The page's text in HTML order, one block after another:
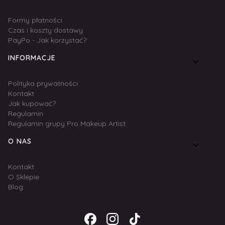
Formy płatności
Czas i koszty dostawy
PayPo - Jak korzystać?
INFORMACJE
Polityka prywatności
Kontakt
Jak kupować?
Regulamin
Regulamin grupy Pro Makeup Artist
O NAS
Kontakt
O Sklepie
Blog